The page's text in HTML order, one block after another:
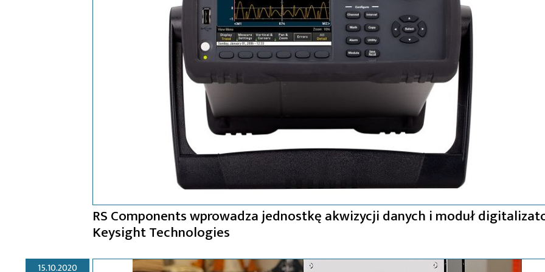
RS Components wprowadza jednostkę akwizycji danych i moduł
Keysight Technologies
15.10.2020